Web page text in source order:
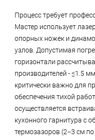
Процесс требует
Мастер использует
опорных ножек и
узлов. Допустимая
горизонтали
производителей - ≤1.5
критически важно для
обеспечения тихой
осуществляется
кухонного гарнитура с
термозазоров (2−3 см по